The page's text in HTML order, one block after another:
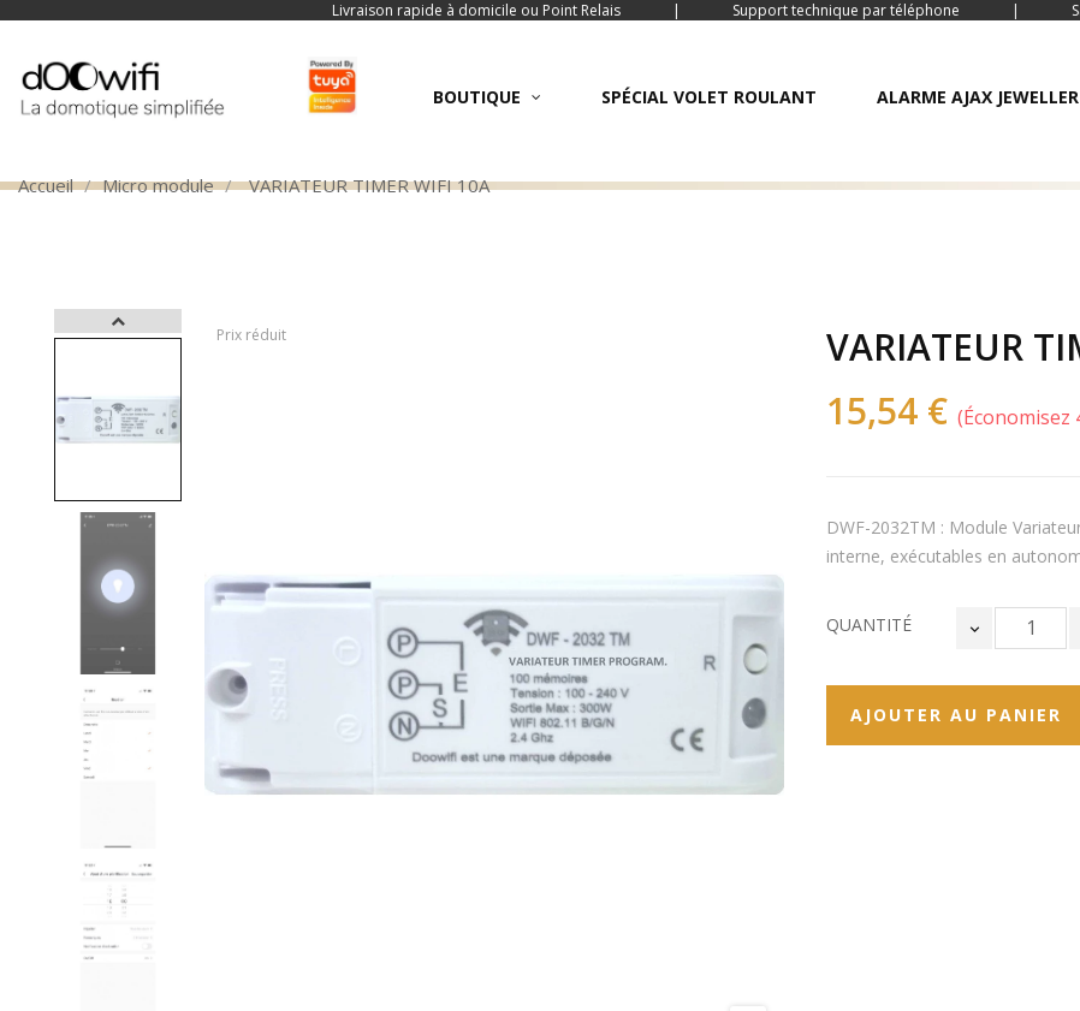
Livraison rapide à domicile ou Point Relais | Support technique par téléphone |
BOUTIQUE SPÉCIAL VOLET ROULANT ALARME AJAX JEWELLER
Accueil Micro module VARIATEUR TIMER WIFI 10A
Prix réduit
VARIATEUR
15,54 €
Économisez
DWF-2032TM : Module
interne, exécutables en
QUANTITÉ
AJOUTER AU PANIER